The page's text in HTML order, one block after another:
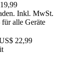
Inkl. MwSt.
alle Geräte
22,99